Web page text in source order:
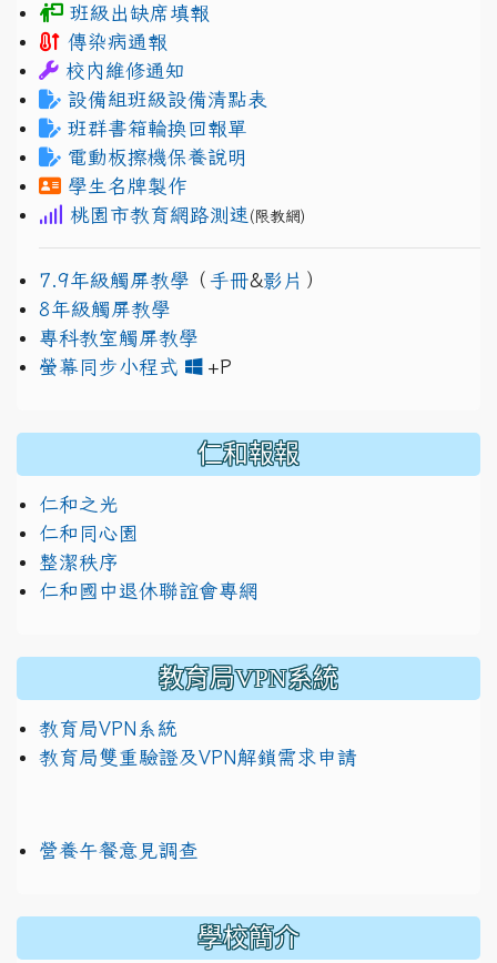
班級出缺席填報
傳染病通報
校內維修通知
設備組班級設備清點表
班群書箱輪換回報單
電動板擦機保養說明
學生名牌製作
桃園市教育網路測速 (限教網)
7.9年級觸屏教學 （ 手冊&影片 ）
8年級觸屏教學
專科教室觸屏教學
螢幕同步小程式
+P
仁和報報
仁和之光
仁和同心園
整潔秩序
仁和國中退休聯誼會專網
教育局VPN系統
教育局VPN系統
教育局雙重驗證及VPN解鎖需求申請
營養午餐意見調查
學校簡介